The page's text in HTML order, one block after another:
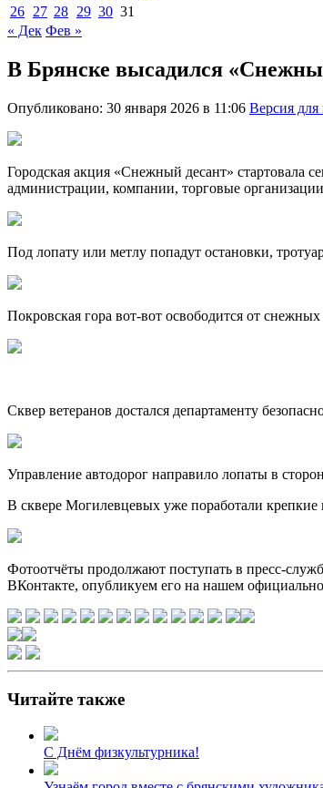
26 27 28 29 30 31
« Дек Фев »
В Брянске высадился
Опубликовано: 30 января 2026 в 11:06 Версия для
Городская акция «Снежный десант» стартовала
администрации, компании, торговые
Под лопату или метлу попадут остановки,
Покровская гора вот-вот освободится от
Сквер ветеранов достался департаменту
Управление автодорог направило лопаты в
В сквере Могилевцевых уже поработали крепкие
Фотоотчёты продолжают поступать в пресс-
ВКонтакте, опубликуем его на нашем
Читайте также
С Днём физкультурника!